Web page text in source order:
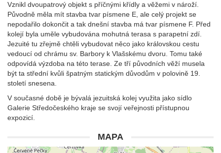
Vznikl dvoupatrový objekt s příčnými křídly a věžemi v nároží.
Původně měla mít stavba tvar písmene E, ale celý projekt se
nepodařilo dokončit a tak dnešní stavba má tvar písmene F. Před
kolejí byla uměle vybudována mohutná terasa s parapetní zdí.
Jezuité tu zřejmě chtěli vybudovat něco jako královskou cestu
vedoucí od chrámu sv. Barbory k Vlašskému dvoru. Tomu také
odpovídá výzdoba na této terase. Ze tří původních věží musela
být ta střední kvůli špatným statickým důvodům v polovině 19.
století snesena.
V současné době je bývalá jezuitská kolej využita jako sídlo
Galerie Středočeského kraje se svojí veřejnosti přístupnou
expozicí.
MAPA